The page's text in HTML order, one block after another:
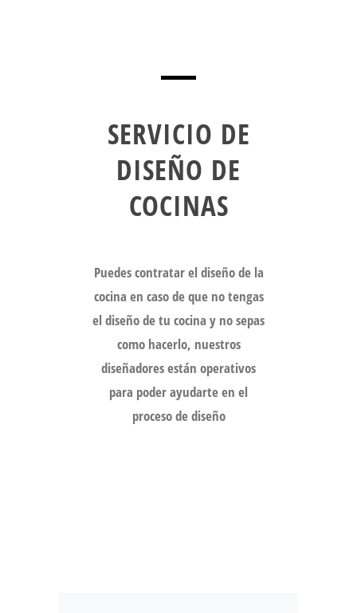
SERVICIO DE
DISEÑO DE
COCINAS
Puedes contratar el diseño de la
cocina en caso de que no tengas
el diseño de tu cocina y no sepas
como hacerlo, nuestros
diseñadores están operativos
para poder ayudarte en el
proceso de diseño